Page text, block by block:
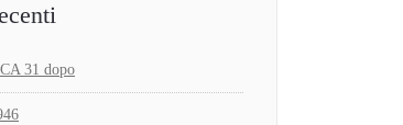
31 dopo